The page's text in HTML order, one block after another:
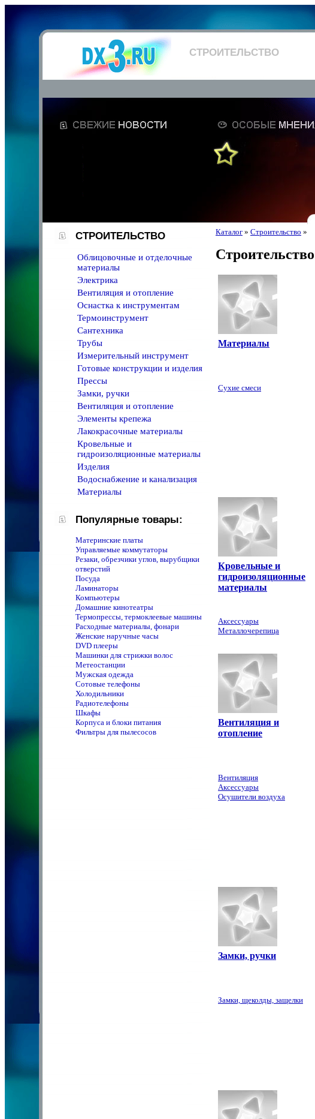
СТРОИТЕЛЬСТВО
СТРОИТЕЛЬСТВО
Облицовочные и отделочные
материалы
Электрика
Вентиляция и отопление
Оснастка к инструментам
Термоинструмент
Сантехника
Трубы
Измерительный инструмент
Готовые конструкции и изделия
Прессы
Замки, ручки
Вентиляция и отопление
Элементы крепежа
Лакокрасочные материалы
Кровельные и
гидроизоляционные материалы
Изделия
Водоcнабжение и канализация
Материалы
Популярные товары:
Материнские платы
Управляемые коммутаторы
Резаки, обрезчики углов, вырубщики
отверстий
Посуда
Ламинаторы
Компьютеры
Домашние кинотеатры
Термопрессы, термоклеевые машины
Расходные материалы, фонари
Женские наручные часы
DVD плееры
Машинки для стрижки волос
Метеостанции
Мужская одежда
Сотовые телефоны
Холодильники
Радиотелефоны
Шкафы
Корпуса и блоки питания
Фильтры для пылесосов
Каталог » Строительство »
Строительство
Материалы
Сухие смеси
Кровельные и
гидроизоляционные
материалы
Аксессуары
Металлочерепица
Вентиляция и
отопление
Вентиляция
Аксессуары
Осушители воздуха
Замки, ручки
Замки, щеколды, защелки